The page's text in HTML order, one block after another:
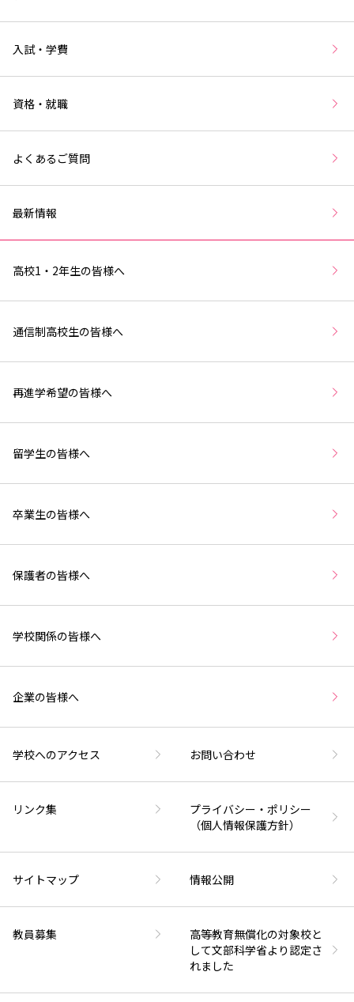
入試・学費
資格・就職
よくあるご質問
最新情報
高校1・2年生の皆様へ
通信制高校生の皆様へ
再進学希望の皆様へ
留学生の皆様へ
卒業生の皆様へ
保護者の皆様へ
学校関係の皆様へ
企業の皆様へ
学校へのアクセス お問い合わせ
リンク集
プライバシー・ポリシー
（個人情報保護方針）
サイトマップ 情報公開
教員募集
高等教育無償化の対象校と
して文部科学省より認定さ
れました